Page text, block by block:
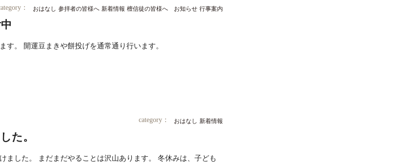
おはなし 参拝者の皆様へ 新着情報 檀信徒の皆様へ お知らせ 行事案内
：
す。 開運豆まきや餅投げを通常通り行います。
おはなし 新着情報
category：
た。
ました。 まだまだやることは沢山あります。 冬休みは、子ども